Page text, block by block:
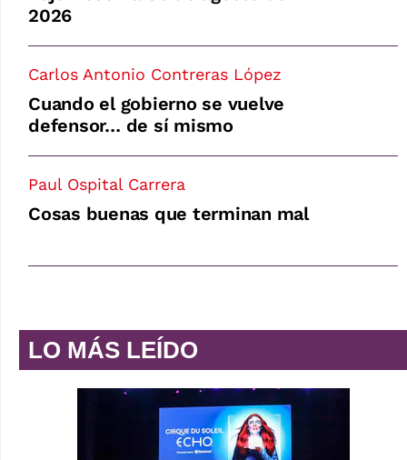
2026
Carlos Antonio Contreras López
Cuando el gobierno se vuelve
defensor… de sí mismo
Paul Ospital Carrera
Cosas buenas que terminan mal
LO MÁS LEÍDO